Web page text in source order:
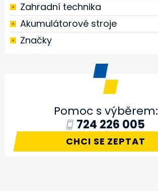
Zahradní technika
Akumulátorové stroje
Značky
Pomoc s výběrem:
724 226 005
CHCI SE ZEPTAT